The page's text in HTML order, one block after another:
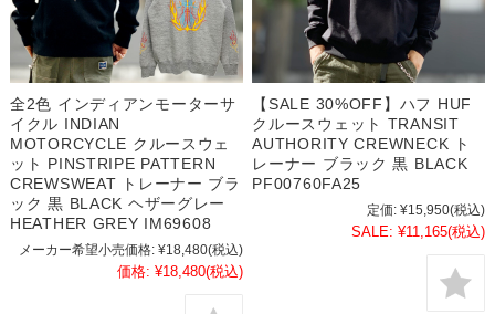
全2色 インディアンモーターサ
イクル INDIAN
MOTORCYCLE クルースウェ
ット PINSTRIPE PATTERN
CREWSWEAT トレーナー ブラ
ック 黒 BLACK ヘザーグレー
HEATHER GREY IM69608
メーカー希望小売価格: ¥18,480(税込)
価格: ¥18,480(税込)
【SALE 30%OFF】ハフ HUF
クルースウェット TRANSIT
AUTHORITY CREWNECK ト
レーナー ブラック 黒 BLACK
PF00760FA25
定価: ¥15,950(税込)
SALE: ¥11,165(税込)